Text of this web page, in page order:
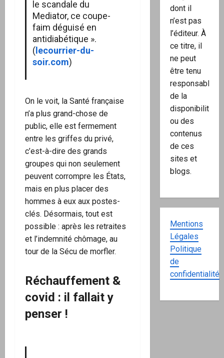
le scandale du
Mediator, ce coupe-
faim déguisé en
antidiabétique ».
(lecourrier-du-
soir.com)
On le voit, la Santé française
n’a plus grand-chose de
public, elle est fermement
entre les griffes du privé,
c’est-à-dire des grands
groupes qui non seulement
peuvent corrompre les États,
mais en plus placer des
hommes à eux aux postes-
clés. Désormais, tout est
possible : après les retraites
et l’indemnité chômage, au
tour de la Sécu de morfler.
Réchauffement &
covid : il fallait y
penser !
dont il
n’est pas
l’éditeur. À
ce titre, il
ne peut
être tenu
responsable
de la
disponibilité
ou des
contenus
de ces
sites et
blogs.
Mentions
Légales
Politique
de
confidentialité